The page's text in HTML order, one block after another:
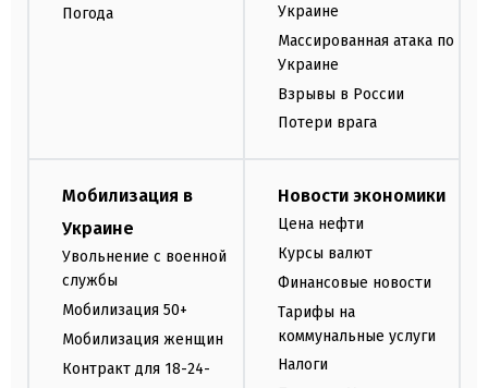
Погода
Украине
Массированная атака по
Украине
Взрывы в России
Потери врага
Мобилизация в
Украине
Увольнение с военной
службы
Мобилизация 50+
Мобилизация женщин
Контракт для 18-24-
Новости экономики
Цена нефти
Курсы валют
Финансовые новости
Тарифы на
коммунальные услуги
Налоги